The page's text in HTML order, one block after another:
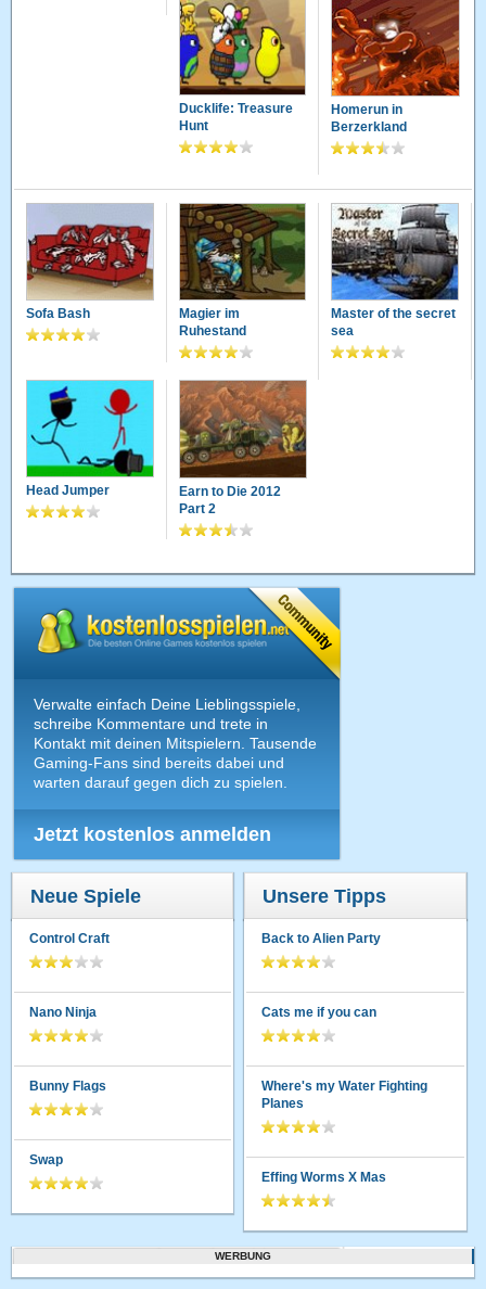
Ducklife: Treasure
Hunt
Homerun in
Berzerkland
Sofa Bash
Magier im
Ruhestand
Master of the secret
sea
Head Jumper
Earn to Die 2012
Part 2
Verwalte einfach Deine Lieblingsspiele,
schreibe Kommentare und trete in
Kontakt mit deinen Mitspielern. Tausende
Gaming-Fans sind bereits dabei und
warten darauf gegen dich zu spielen.
Jetzt kostenlos anmelden
Neue Spiele
Control Craft
Nano Ninja
Bunny Flags
Swap
Unsere Tipps
Back to Alien Party
Cats me if you can
Where's my Water Fighting
Planes
Effing Worms X Mas
WERBUNG